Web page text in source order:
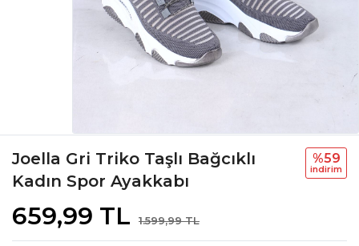
Joella Gri Triko Taşlı Bağcıklı
Kadın Spor Ayakkabı
659,99 TL 1.599,99 TL
%59
i̇ndi̇ri̇m